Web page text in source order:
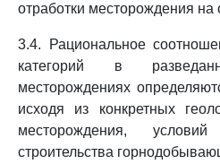
отработки месторождения
3.4. Рациональное
категорий в
месторождениях
исходя из конкретных
месторождения,
строительства